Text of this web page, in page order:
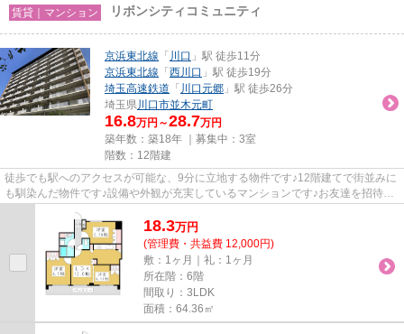
賃貸｜マンション リボンシティコミュニティ
京浜東北線 「 川口 」駅 徒歩11分
京浜東北線 「 西川口 」駅 徒歩19分
埼玉高速鉄道 「 川口元郷 」駅 徒歩26分
埼玉県川口市並木元町
16.8万円～28.7万円
築年数：築18年 ｜募集中： 3室
階数：12階建
徒歩でも駅へのアクセスが可能な、9分に立地する物件です♪12階建てで街並みに
も馴染んだ物件です♪設備や外観が充実しているマンションです♪お友達を招待す
18.3万円
(管理費・共益費 12,000円)
敷：1ヶ月｜礼：1ヶ月
所在階：6階
間取り：3LDK
面積：64.36㎡